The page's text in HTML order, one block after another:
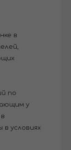
в
по
у
в условиях